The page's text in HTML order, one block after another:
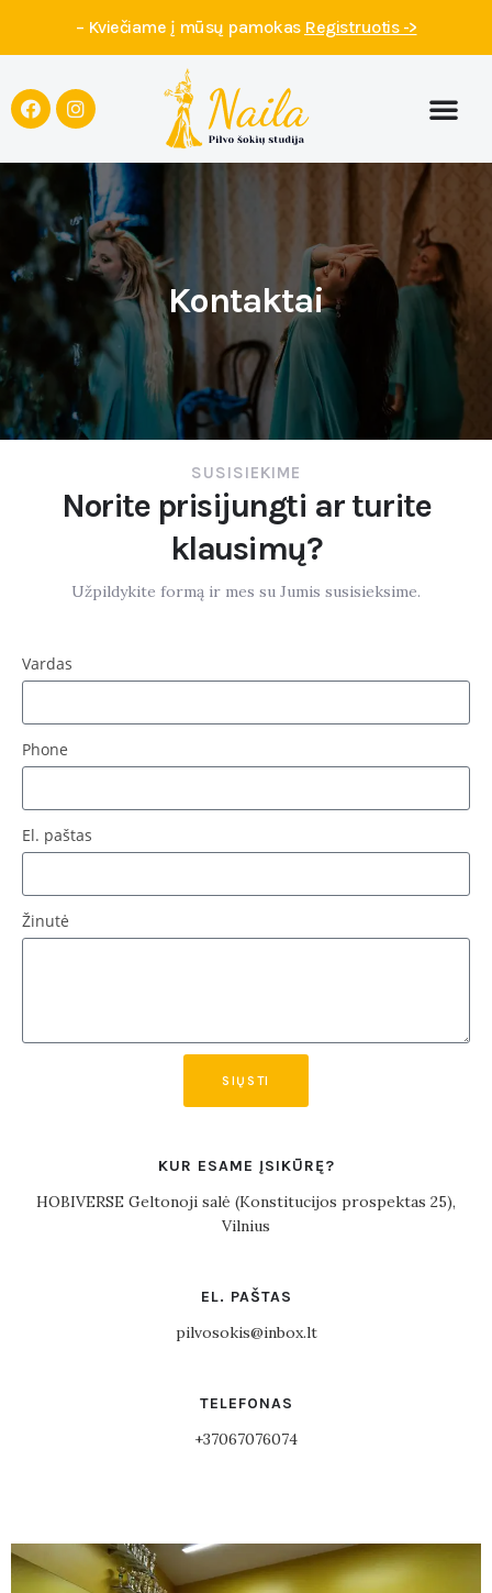
– Kviečiame į mūsų pamokas Registruotis ->
Kontaktai
SUSISIEKIME
Norite prisijungti ar turite
klausimų?
Užpildykite formą ir mes su Jumis susisieksime.
Vardas
Phone
El. paštas
Žinutė
SIŲSTI
KUR ESAME ĮSIKŪRĘ?
HOBIVERSE Geltonoji salė (Konstitucijos prospektas 25),
Vilnius
EL. PAŠTAS
pilvosokis@inbox.lt
TELEFONAS
+37067076074